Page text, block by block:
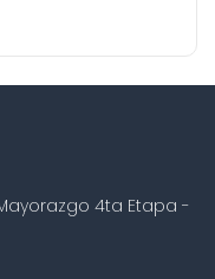
4ta Etapa -